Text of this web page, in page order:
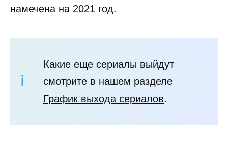
намечена на 2021 год.
Какие еще сериалы выйдут
смотрите в нашем разделе
График выхода сериалов.